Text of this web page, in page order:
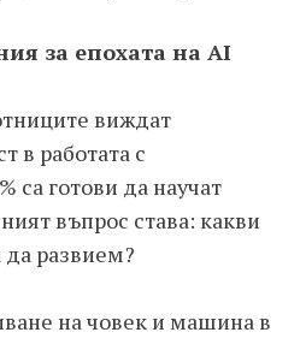
за епохата на AI
виждат
в работата с
са готови да научат
въпрос става: какви
развием?
на човек и машина в